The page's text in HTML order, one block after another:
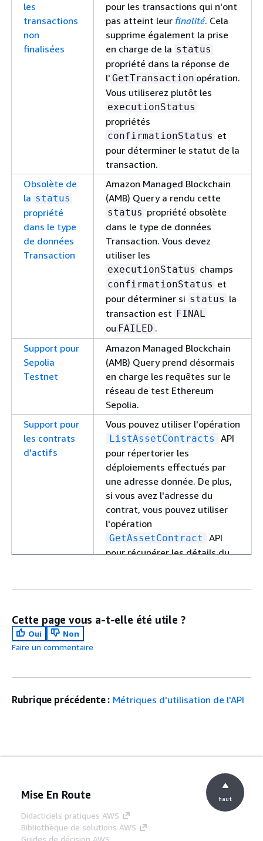
les
transactions
non
finalisées
pour les transactions qui n'ont
pas atteint leur finalité. Cela
supprime également la prise
en charge de la status
propriété dans la réponse de
l' GetTransaction opération.
Vous utiliserez plutôt les
executionStatus
propriétés
confirmationStatus et
pour déterminer le statut de la
transaction.
Obsolète de
la status
propriété
dans le type
de données
Transaction
Amazon Managed Blockchain
(AMB) Query a rendu cette
status propriété obsolète
dans le type de données
Transaction. Vous devez
utiliser les
executionStatus champs
confirmationStatus et
pour déterminer si status la
transaction est FINAL
ou FAILED .
Support pour
Sepolia
Testnet
Amazon Managed Blockchain
(AMB) Query prend désormais
en charge les requêtes sur le
réseau de test Ethereum
Sepolia.
Support pour
les contrats
d'actifs
Vous pouvez utiliser l'opération
ListAssetContracts
API
pour répertorier les
déploiements effectués par
une adresse donnée. De plus,
si vous avez l'adresse du
contrat, vous pouvez utiliser
l'opération
GetAssetContract
API
pour récupérer les détails du
Support pour
Testnet
Amazon Managed Blockchain
en charge les requêtes sur le
Première
Cette page vous a-t-elle été utile ?
Oui
Non
Faire un commentaire
Rubrique précédente : Métriques d'utilisation de l'API
Mise En Route
Didacticiels pratiques AWS
Bibliothèque de solutions AWS
Guides de décision AWS
haut